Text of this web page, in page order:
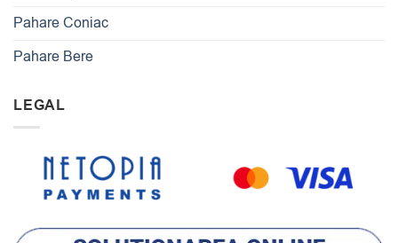
Pahare Coniac
Pahare Bere
LEGAL